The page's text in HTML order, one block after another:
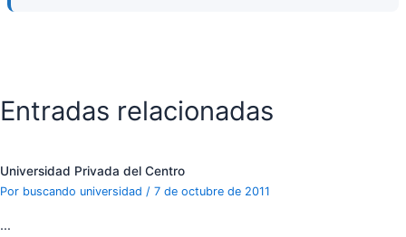
Entradas relacionadas
Universidad Privada del Centro
Por buscando universidad / 7 de octubre de 2011
…